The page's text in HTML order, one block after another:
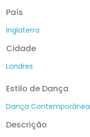
País
Inglaterra
Cidade
Londres
Estilo de Dança
Dança Contemporânea
Descrição